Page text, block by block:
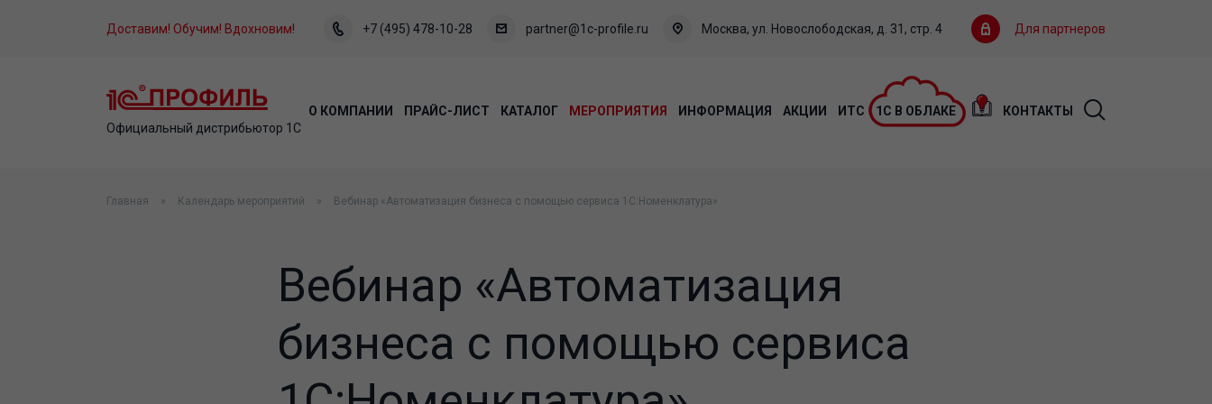
Доставим! Обучим! Вдохновим! +7 (495) 478-10-28 partner@1c-profile.ru Москва, ул. Новослободская, д. 31, стр. 4 Для партнеров
Официальный дистрибьютор 1С
О КОМПАНИИ ПРАЙС-ЛИСТ КАТАЛОГ МЕРОПРИЯТИЯ ИНФОРМАЦИЯ АКЦИИ ИТС 1С В ОБЛАКЕ КОНТАКТЫ
Главная Календарь мероприятий Вебинар «Автоматизация бизнеса с помощью сервиса 1С:Номенклатура»
Вебинар «Автоматизация
бизнеса с помощью сервиса